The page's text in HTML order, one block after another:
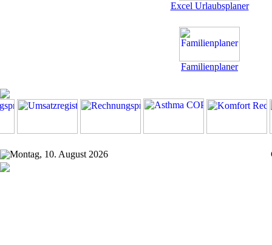
Excel Urlaubsplaner
Familienplaner
Montag, 10. August 2026